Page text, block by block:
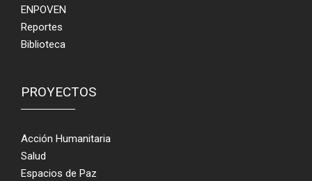
ENPOVEN
Reportes
Biblioteca
PROYECTOS
Acción Humanitaria
Salud
Espacios de Paz